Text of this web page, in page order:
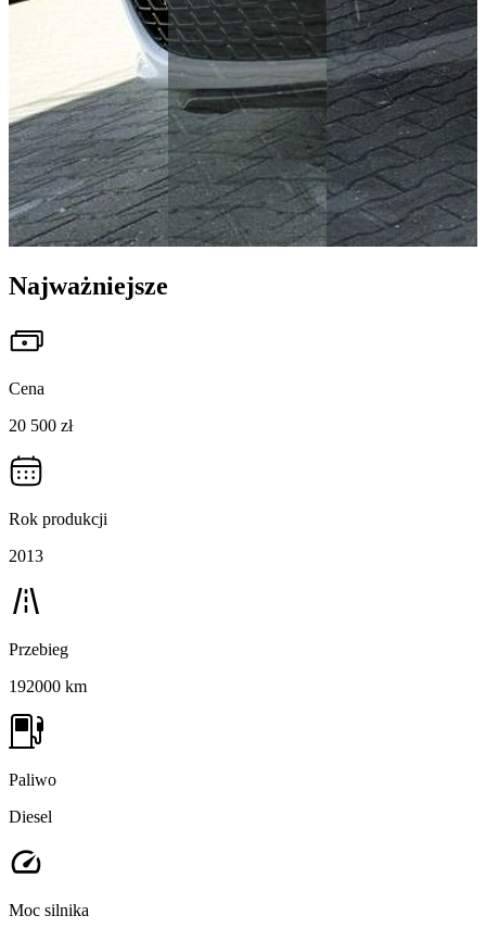
Najważniejsze
Cena
20 500 zł
Rok produkcji
2013
Przebieg
192000 km
Paliwo
Diesel
Moc silnika